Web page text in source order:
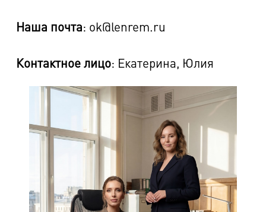
Наша почта: ok@lenrem.ru
Контактное лицо: Екатерина, Юлия